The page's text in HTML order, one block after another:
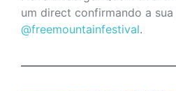
um direct confirmando a sua
@freemountainfestival.